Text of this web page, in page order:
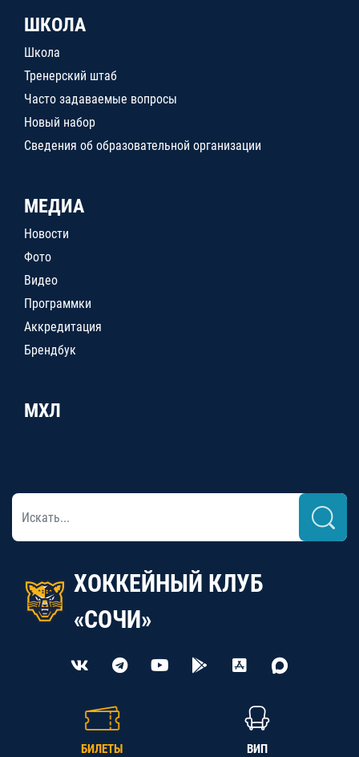
ШКОЛА
Школа
Тренерский штаб
Часто задаваемые вопросы
Новый набор
Сведения об образовательной организации
МЕДИА
Новости
Фото
Видео
Программки
Аккредитация
Брендбук
МХЛ
ХОККЕЙНЫЙ КЛУБ
«СОЧИ»
БИЛЕТЫ ВИП